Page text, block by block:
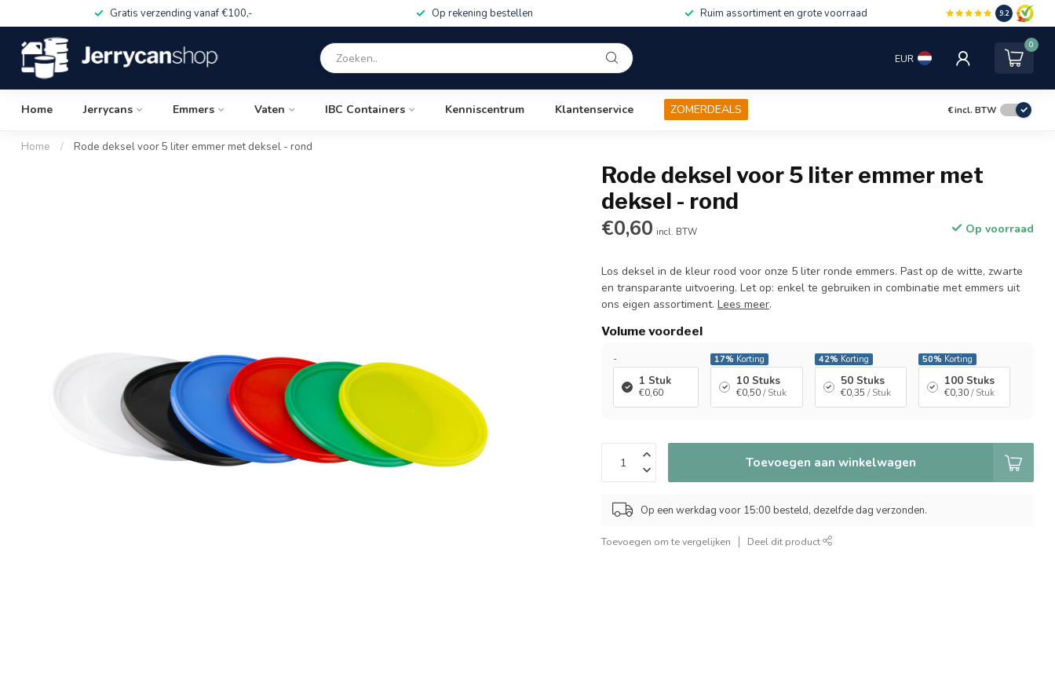
Gratis verzending vanaf €100,- Op rekening bestellen Ruim assortiment en grote voorraad 9.2
EUR
0
Home Jerrycans Emmers Vaten IBC Containers Kenniscentrum Klantenservice ZOMERDEALS €incl. BTW
Home / Rode deksel voor 5 liter emmer met deksel - rond
Rode deksel voor 5 liter emmer met
deksel - rond
€0,60 incl. BTW Op voorraad
Los deksel in de kleur rood voor onze 5 liter ronde emmers. Past op de witte, zwarte
en transparante uitvoering. Let op: enkel te gebruiken in combinatie met emmers uit
ons eigen assortiment.Lees meer.
Volume voordeel
-
1 Stuk
€0,60
17% Korting
10 Stuks
€0,50 / Stuk
42% Korting
50 Stuks
€0,35 / Stuk
50% Korting
100 Stuks
€0,30 / Stuk
Toevoegen aan winkelwagen
Op een werkdag voor 15:00 besteld, dezelfde dag verzonden.
Toevoegen om te vergelijken Deel dit product